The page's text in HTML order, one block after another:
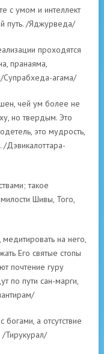
с умом и интеллект
путь. /Яджурведа/
проходятся
пранаяма,
/Супрабхеда-агама/
чей ум более не
но твердым. Это
это мудрость,
/Дэвикалоттара-
такое
Шивы, Того,
на него,
Его святые стопы
почтение гуру
по пути сан-марги,
богами, а отсутствие
/Тирукурал/